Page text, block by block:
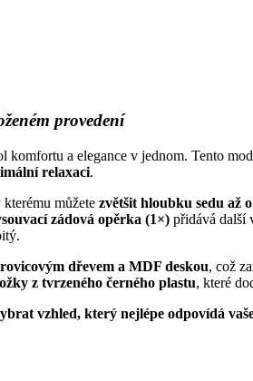
provedení
komfortu a elegance v jednom. Tento
relaxaci.
můžete zvětšit hloubku sedu až
zádová opěrka (1×) přidává další
dřevem a MDF deskou, což
z tvrzeného černého plastu, které
vzhled, který nejlépe odpovídá